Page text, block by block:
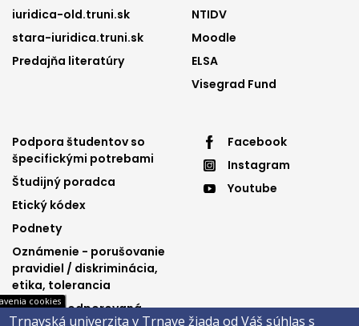
iuridica-old.truni.sk
stara-iuridica.truni.sk
Predajňa literatúry
NTIDV
Moodle
ELSA
Visegrad Fund
Footer
menu
3
Podpora študentov so
špecifickými potrebami
Študijný poradca
Etický kódex
Podnety
Oznámenie - porušovanie
pravidiel / diskriminácia,
etika, tolerancia
Výučba podporovaná
Footer
menu
Facebook
Instagram
Youtube
cookies
Trnavská univerzita v Trnave žiada od Váš súhlas s